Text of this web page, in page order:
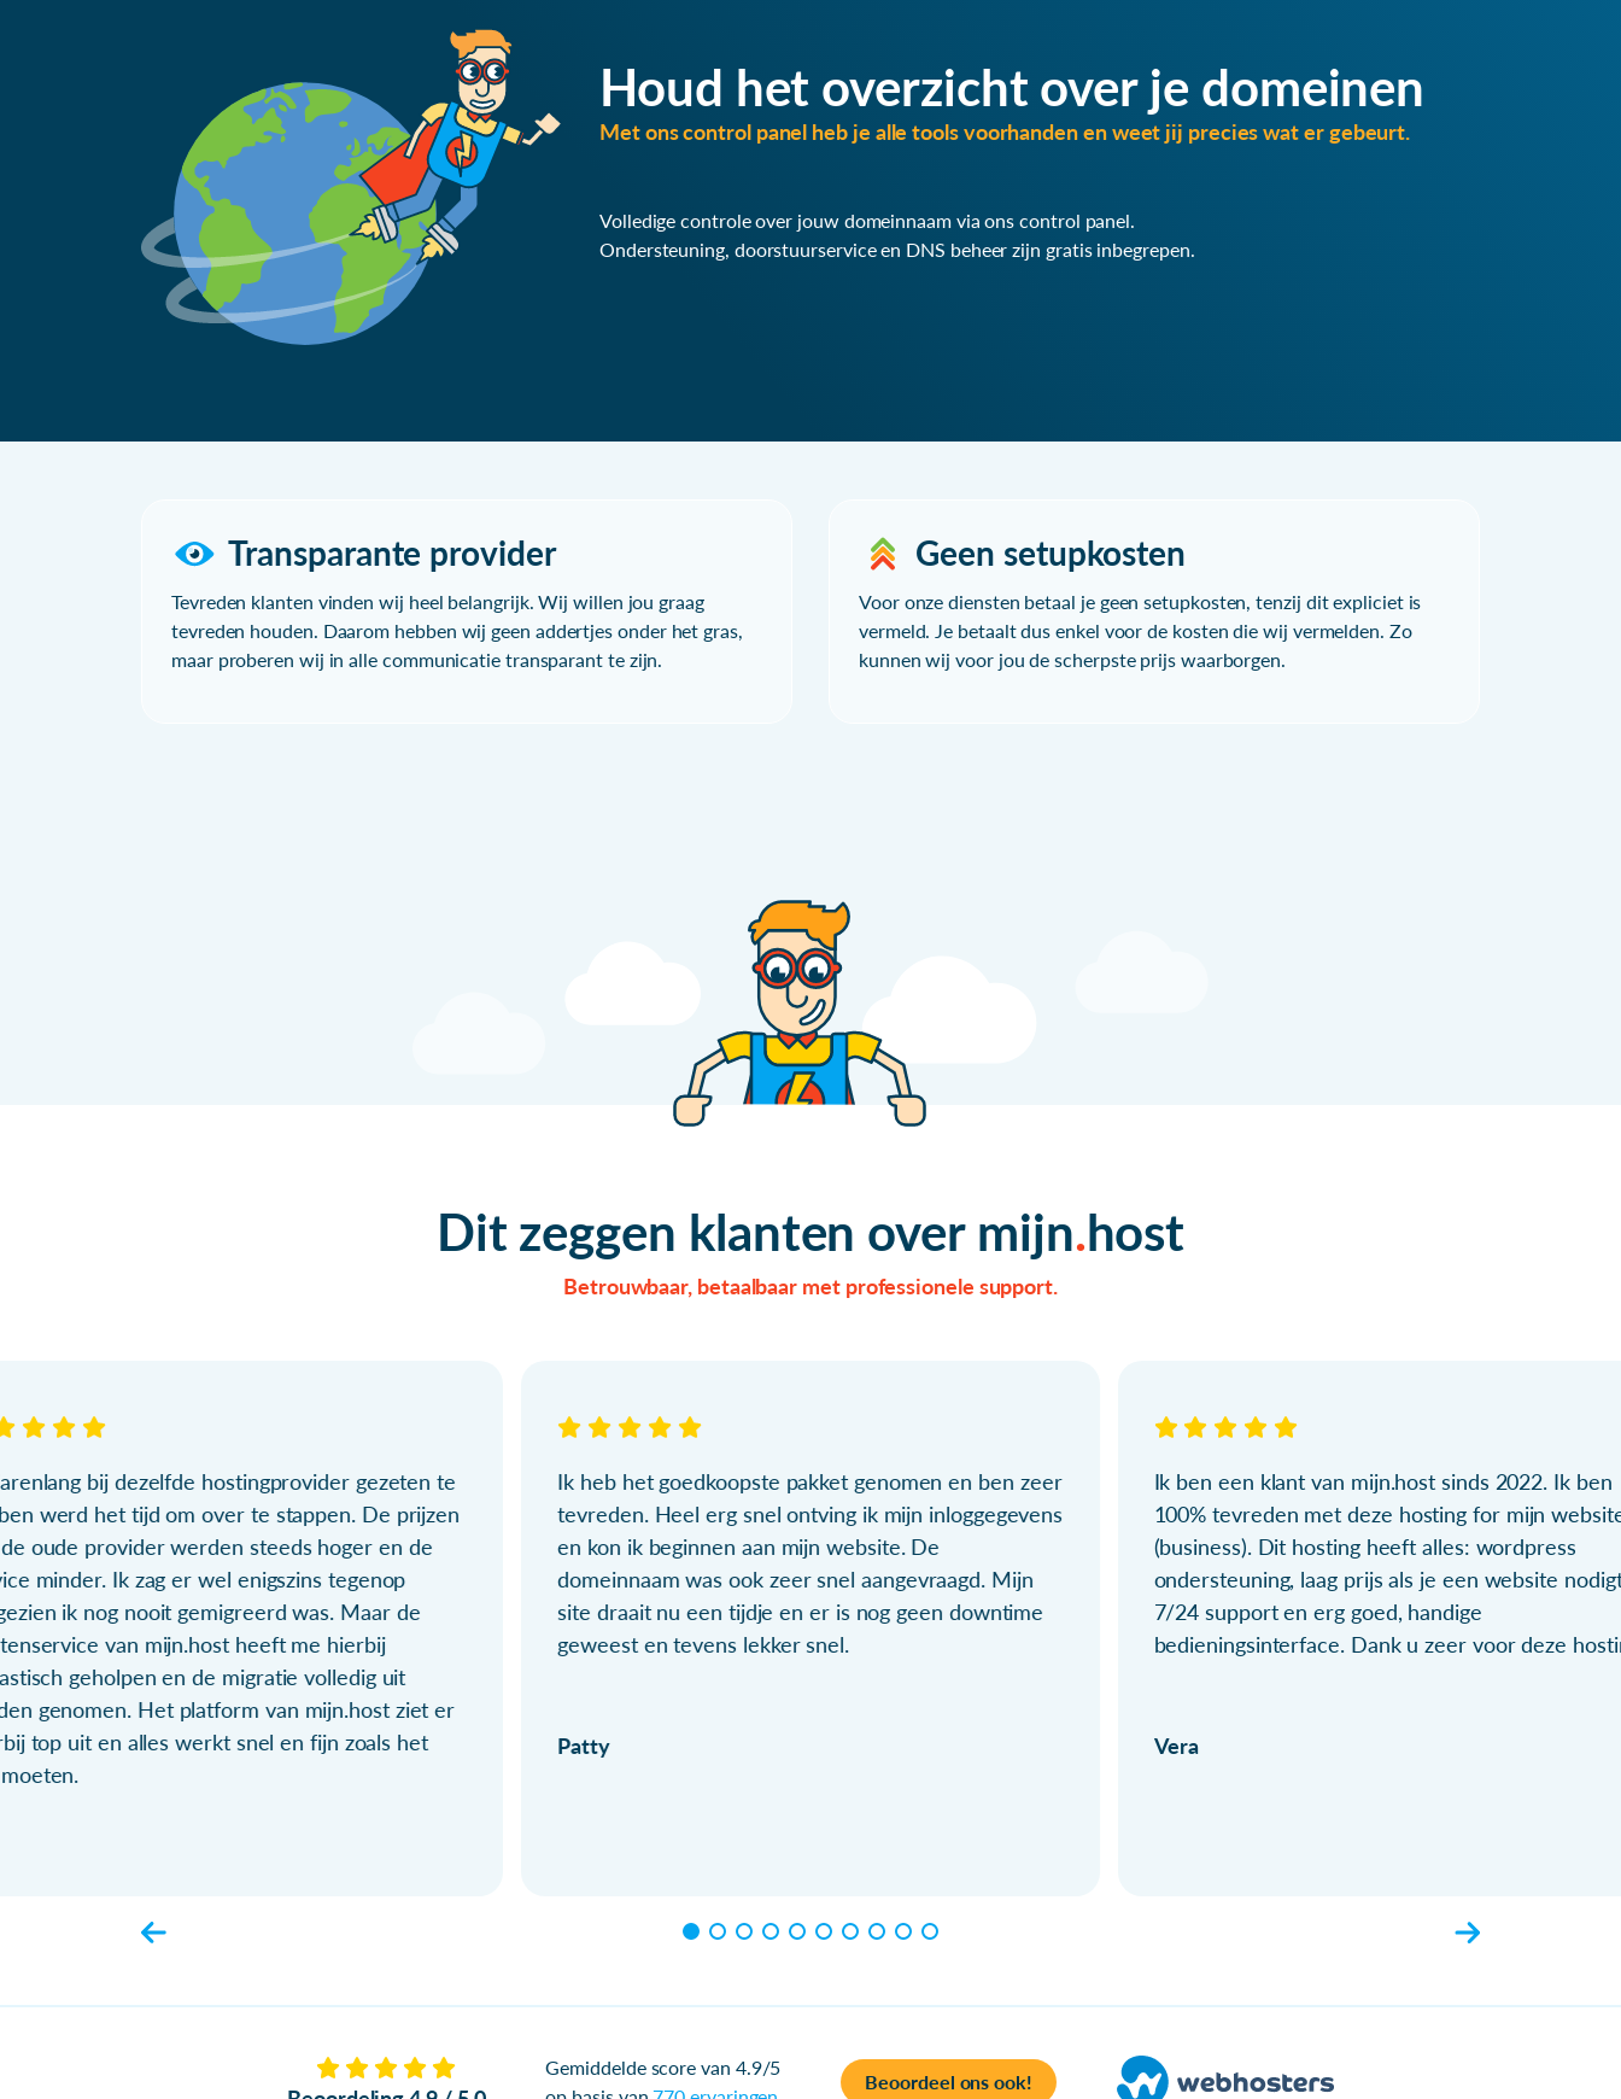
Houd het overzicht over je domeinen
Met ons control panel heb je alle tools voorhanden en weet jij precies wat er gebeurt.
Volledige controle over jouw domeinnaam via ons control panel.
Ondersteuning, doorstuurservice en DNS beheer zijn gratis inbegrepen.
Transparante provider
Tevreden klanten vinden wij heel belangrijk. Wij willen jou graag
tevreden houden. Daarom hebben wij geen addertjes onder het gras,
maar proberen wij in alle communicatie transparant te zijn.
Geen setupkosten
Voor onze diensten betaal je geen setupkosten, tenzij dit expliciet is
vermeld. Je betaalt dus enkel voor de kosten die wij vermelden. Zo
kunnen wij voor jou de scherpste prijs waarborgen.
Dit zeggen klanten over mijn host
Betrouwbaar, betaalbaar met professionele support.
bij dezelfde hostingprovider gezeten te
werd het tijd om over te stappen. De prijzen
oude provider werden steeds hoger en de
minder. Ik zag er wel enigszins tegenop
ik nog nooit gemigreerd was. Maar de
van mijn.host heeft me hierbij
geholpen en de migratie volledig uit
genomen. Het platform van mijn.host ziet er
top uit en alles werkt snel en fijn zoals het
Ik heb het goedkoopste pakket genomen en ben zeer
tevreden. Heel erg snel ontving ik mijn inloggegevens
en kon ik beginnen aan mijn website. De
domeinnaam was ook zeer snel aangevraagd. Mijn
site draait nu een tijdje en er is nog geen downtime
geweest en tevens lekker snel.
Patty
Ik ben een klant van mijn.host sinds 2022. Ik ben
100% tevreden met deze hosting for mijn
(business). Dit hosting heeft alles: wordpress
ondersteuning, laag prijs als je een website
7/24 support en erg goed, handige
bedieningsinterface. Dank u zeer voor deze
Vera
Gemiddelde score van 4.9/5
Beoordeel ons ook!